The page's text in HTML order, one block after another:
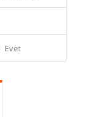
Evet